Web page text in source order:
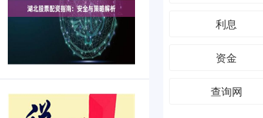
利息
资金
查询网